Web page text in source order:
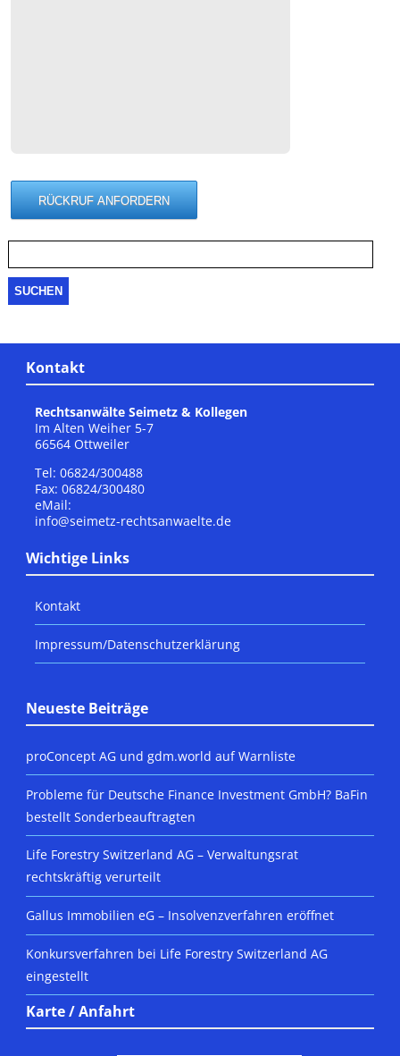
nach:
Kontakt
Rechtsanwälte Seimetz & Kollegen
Im Alten Weiher 5-7
66564 Ottweiler
Tel: 06824/300488
Fax: 06824/300480
eMail:
info@seimetz-rechtsanwaelte.de
Wichtige Links
Kontakt
Impressum/Datenschutzerklärung
Neueste Beiträge
proConcept AG und gdm.world auf Warnliste
Probleme für Deutsche Finance Investment GmbH? BaFin
bestellt Sonderbeauftragten
Life Forestry Switzerland AG – Verwaltungsrat
rechtskräftig verurteilt
Gallus Immobilien eG – Insolvenzverfahren eröffnet
Konkursverfahren bei Life Forestry Switzerland AG
eingestellt
Karte / Anfahrt
DSGVO MAP